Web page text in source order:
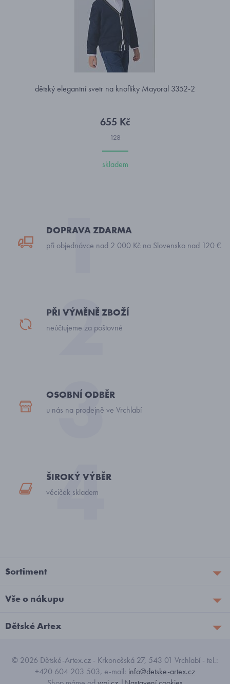
dětský elegantní svetr na knoflíky Mayoral 3352-2
655 Kč
128
skladem
DOPRAVA ZDARMA
při objednávce nad 2 000 Kč na Slovensko nad 120 €
PŘI VÝMĚNĚ ZBOŽÍ
neúčtujeme za poštovné
OSOBNÍ ODBĚR
u nás na prodejně ve Vrchlabí
ŠIROKÝ VÝBĚR
věciček skladem
Sortiment
Vše o nákupu
Dětské Artex
© 2026 Dětské-Artex.cz - Krkonošská 27, 543 01 Vrchlabí - tel.:
+420 604 203 503, e-mail: info@detske-artex.cz